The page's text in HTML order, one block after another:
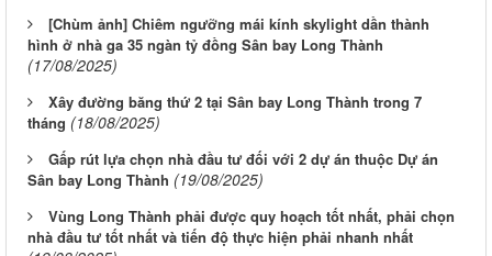
[Chùm ảnh] Chiêm ngưỡng mái kính skylight dần thành
hình ở nhà ga 35 ngàn tỷ đồng Sân bay Long Thành
(17/08/2025)
Xây đường băng thứ 2 tại Sân bay Long Thành trong 7
tháng (18/08/2025)
Gấp rút lựa chọn nhà đầu tư đối với 2 dự án thuộc Dự án
Sân bay Long Thành (19/08/2025)
Vùng Long Thành phải được quy hoạch tốt nhất, phải chọn
nhà đầu tư tốt nhất và tiến độ thực hiện phải nhanh nhất